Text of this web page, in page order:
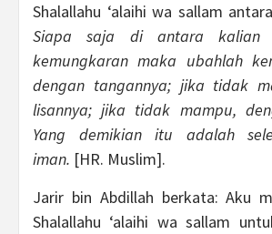
Shalallahu ‘alaihi wa sallam
Siapa saja di antara kalian
kemungkaran maka ubahlah
dengan tangannya; jika tidak
lisannya; jika tidak mampu,
Yang demikian itu adalah
iman. [HR. Muslim].
Jarir bin Abdillah berkata: Aku
Shalallahu ‘alaihi wa sallam